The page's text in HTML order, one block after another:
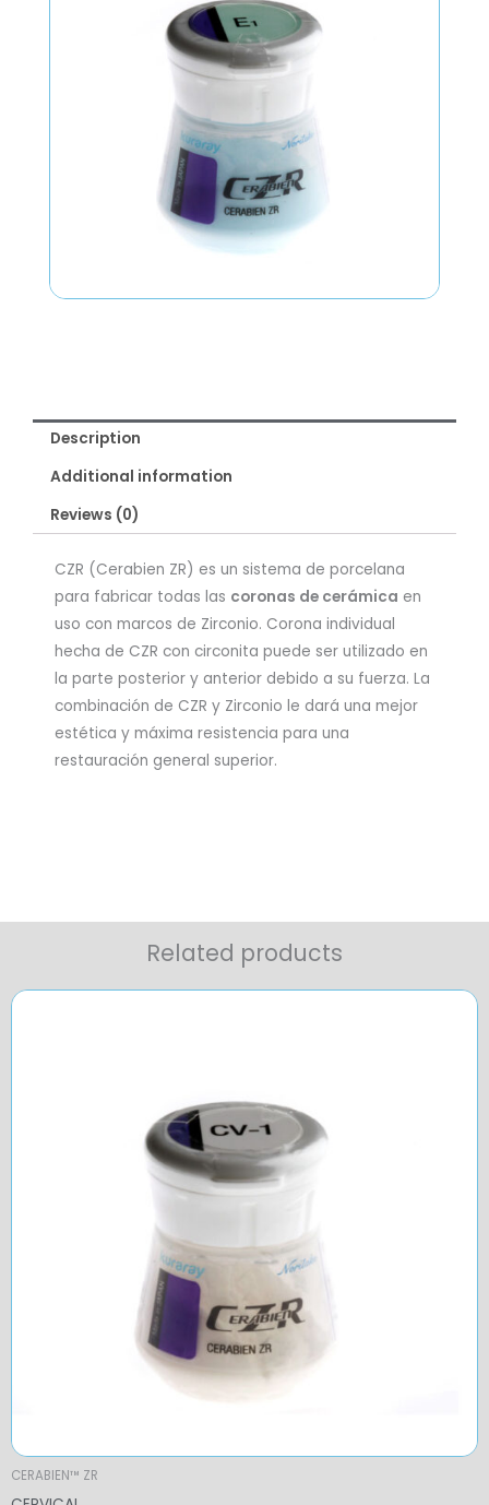
Description
Additional information
Reviews (0)
CZR (Cerabien ZR) es un sistema de porcelana
para fabricar todas las coronas de cerámica en
uso con marcos de Zirconio. Corona individual
hecha de CZR con circonita puede ser utilizado en
la parte posterior y anterior debido a su fuerza. La
combinación de CZR y Zirconio le dará una mejor
estética y máxima resistencia para una
restauración general superior.
Related products
CERABIEN™ ZR